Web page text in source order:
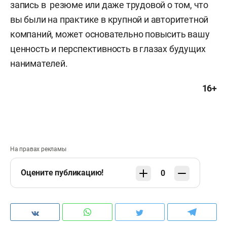
запись в резюме или даже трудовой о том, что
вы были на практике в крупной и авторитетной
компаний, может основательно повысить вашу
ценность и перспективность в глазах будущих
нанимателей.
16+
На правах рекламы
Оцените публикацию! 0